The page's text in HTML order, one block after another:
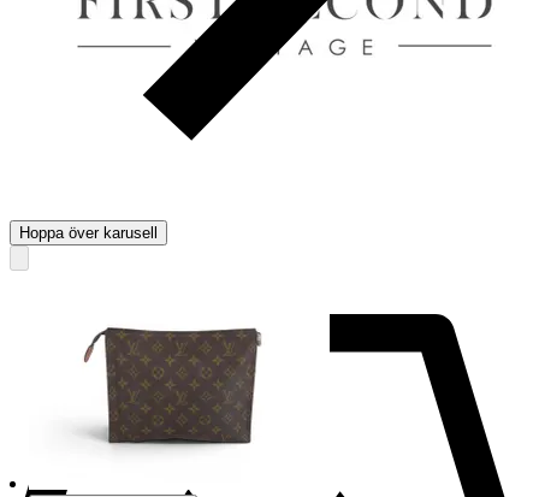
Hoppa över karusell